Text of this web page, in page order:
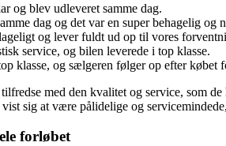
og blev udleveret samme dag.
dag og det var en super behagelig og
og lever fuldt ud op til vores
service, og bilen leverede i top klasse.
klasse, og sælgeren følger op efter købet
med den kvalitet og service, som
sig at være pålidelige og
forløbet